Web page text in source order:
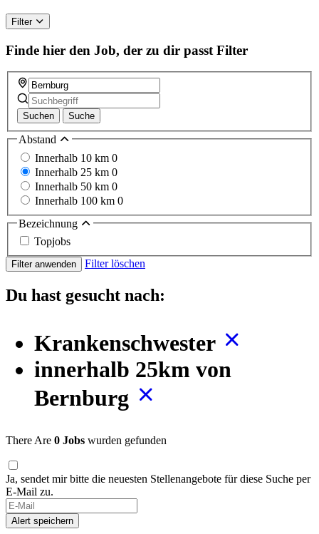
Filter
Finde hier den Job, der zu dir passt Filter
Suchen Suche
Abstand
Innerhalb 10 km 0
Innerhalb 25 km 0
Innerhalb 50 km 0
Innerhalb 100 km 0
Bezeichnung
Topjobs
Filter anwenden Filter löschen
Du hast gesucht nach:
Krankenschwester
innerhalb 25km von
Bernburg
There Are 0 Jobs wurden gefunden
Ja, sendet mir bitte die neuesten Stellenangebote für diese Suche per
E-Mail zu.
Alert speichern